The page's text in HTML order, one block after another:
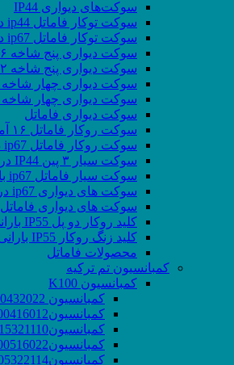
سوکت‌های دیواری IP44
سوکت توکار فاماتل ip44 در آمپرهای مختلف
سوکت توکار فاماتل ip67 در آمپرهای مختلف
سوکت دیواری پنج شاخه ۱۶ آمپر
سوکت دیواری پنج شاخه ۳۲ آمپر
سوکت دیواری چهار شاخه ۱۶ آمپر
سوکت دیواری چهار شاخه ۳۲ آمپر
سوکت دیواری فاماتل
سوکت روکار فاماتل ۱۶ آمپر
سوکت روکار فاماتل ip67 در آمپرهای مختلف
سوکت سیار ۳ پین IP44 در آمپرهای مختلف
سوکت سیار فاماتل ip67 با آمپرهای مختلف
سوکت های دیواری ip67 در آمپرهای مختلف
سوکت های دیواری فاماتل ip44 در آمپرهای مختلف
کلید روکار دو پل IP55 بارانی
کلید زنگ روکار IP55 بارانی
محصولات فاماتل
کمبانسیون تم ترکیه
کمبانسیون K100
کمبانسیون K100432022
کمبانسیونK100416012
کمبانسیونK10043215321110
کمبانسیونK100516022
کمبانسیونK1005322114